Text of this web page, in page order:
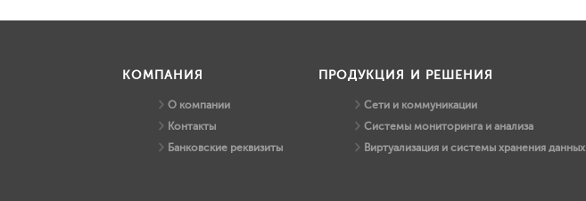
КОМПАНИЯ
О компании
Контакты
Банковские реквизиты
ПРОДУКЦИЯ И РЕШЕНИЯ
Сети и коммуникации
Системы мониторинга и анализа
Виртуализация и системы хранения данных